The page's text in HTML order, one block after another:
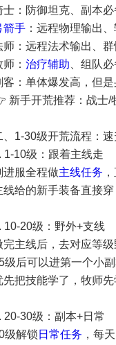
士：防御坦克、副本
箭手 ：远程物理输出
师：远程法术输出、
： 治疗辅助 、组队
客：单体爆发高，但
新手开荒推荐：战士/
、1-30级开荒流程：
1-10级：跟着主线走
进服全程做主线任务
线给的新手装备直接
10-20级：野外+支线
完主线后，去对应等
级后可以进第一个小
先把技能学了，牧师
20-30级：副本+日常
级解锁 日常任务 ，每